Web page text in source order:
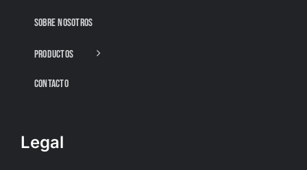
SOBRE NOSOTROS
PRODUCTOS
CONTACTO
Legal